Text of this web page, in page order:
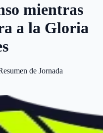
mientras
a la Gloria
de Jornada